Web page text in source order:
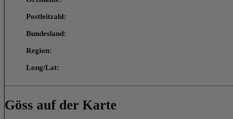
Postleitzahl:
Bundesland:
Region:
Long/Lat:
Göss auf der Karte